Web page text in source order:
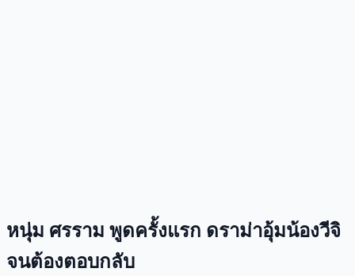
หนุ่ม ศรราม พูดครั้งแรก ดราม่าอุ้มน้องวีจิ
จนต้องตอบกลับ